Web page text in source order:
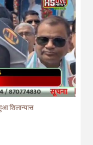
शिलान्यास